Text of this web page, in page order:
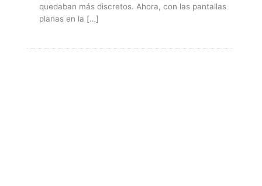
quedaban más discretos. Ahora, con las pantallas
planas en la […]